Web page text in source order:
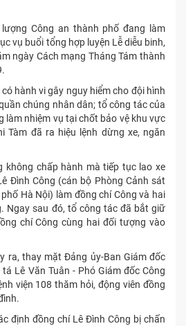
Công an thành phố đang làm
vụ buổi tổng hợp luyện Lễ diễu binh,
ngày Cách mạng Tháng Tám thành
hành vi gây nguy hiểm cho đội hình
chúng nhân dân; tổ công tác của
làm nhiệm vụ tại chốt bảo vệ khu vực
Tàm đã ra hiệu lệnh dừng xe, ngăn
không chấp hành mà tiếp tục lao xe
Đình Công (cán bộ Phòng Cảnh sát
Hà Nội) làm đồng chí Công và hai
Ngay sau đó, tổ công tác đã bắt giữ
chí Công cùng hai đối tượng vào
ra, thay mặt Đảng ủy-Ban Giám đốc
Lê Văn Tuân - Phó Giám đốc Công
viện 108 thăm hỏi, động viên đồng
định đồng chí Lê Đình Công bị chấn